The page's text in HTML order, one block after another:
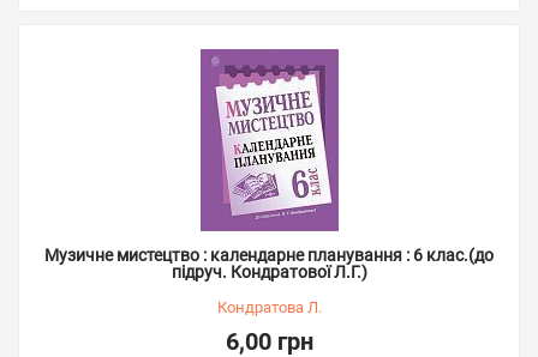
Музичне мистецтво : календарне планування : 6 клас.(до
підруч. Кондратової Л.Г.)
Кондратова Л.
6,00 грн